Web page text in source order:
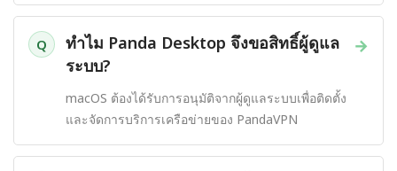
Q →
ทำไม Panda Desktop จึงขอสิทธิ์ผู้ดูแล
ระบบ?
macOS ต้องได้รับการอนุมัติจากผู้ดูแลระบบเพื่อติดตั้ง
และจัดการบริการเครือข่ายของ PandaVPN